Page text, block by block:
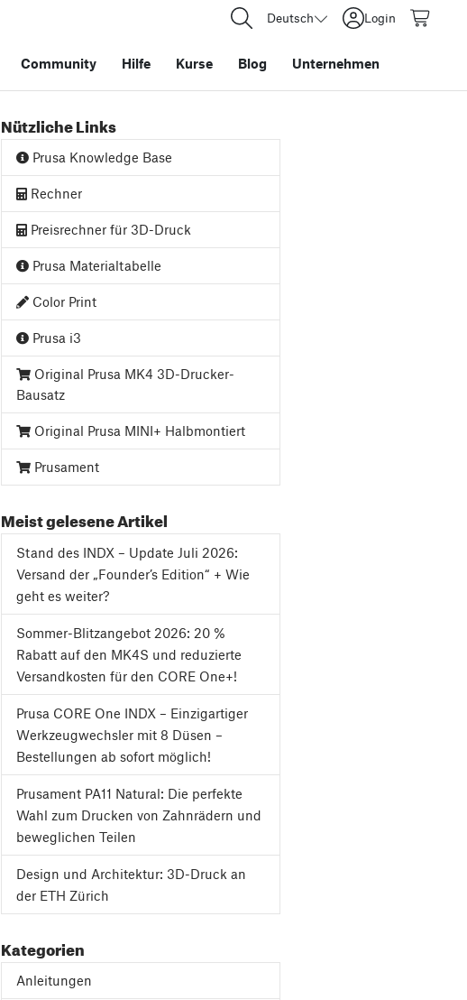
Deutsch Login
Community Hilfe Kurse Blog Unternehmen
Nützliche Links
Prusa Knowledge Base
Rechner
Preisrechner für 3D-Druck
Prusa Materialtabelle
Color Print
Prusa i3
Original Prusa MK4 3D-Drucker-
Bausatz
Original Prusa MINI+ Halbmontiert
Prusament
Meist gelesene Artikel
Stand des INDX – Update Juli 2026:
Versand der „Founder’s Edition“ + Wie
geht es weiter?
Sommer-Blitzangebot 2026: 20 %
Rabatt auf den MK4S und reduzierte
Versandkosten für den CORE One+!
Prusa CORE One INDX – Einzigartiger
Werkzeugwechsler mit 8 Düsen –
Bestellungen ab sofort möglich!
Prusament PA11 Natural: Die perfekte
Wahl zum Drucken von Zahnrädern und
beweglichen Teilen
Design und Architektur: 3D-Druck an
der ETH Zürich
Kategorien
Anleitungen